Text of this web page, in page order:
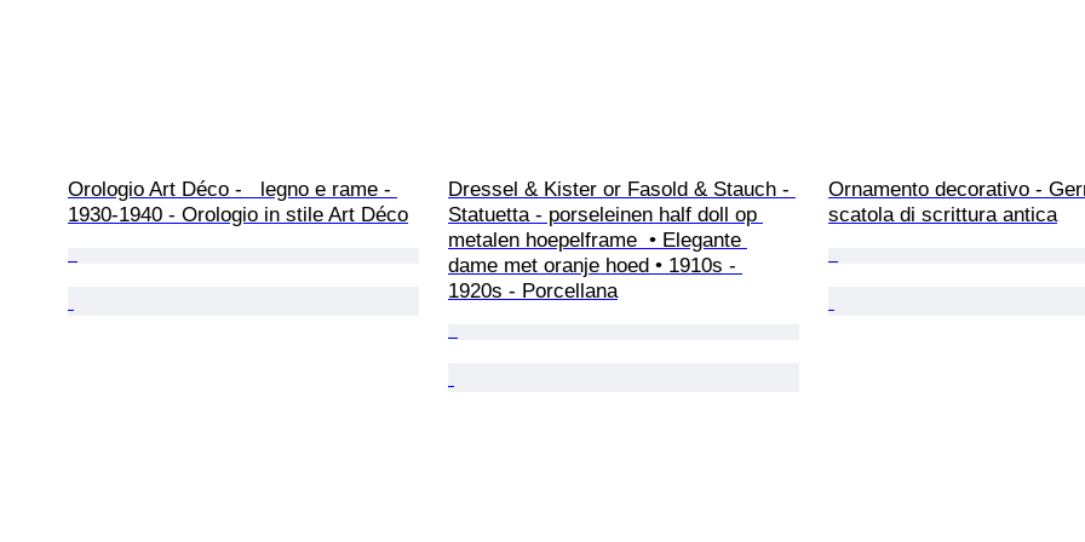
Orologio Art Déco -   legno e rame -
1930-1940 - Orologio in stile Art Déco
Dressel & Kister or Fasold & Stauch -
Statuetta - porseleinen half doll op
metalen hoepelframe  • Elegante
dame met oranje hoed • 1910s -
1920s - Porcellana
Ornamento decorativo -
scatola di scrittura antica